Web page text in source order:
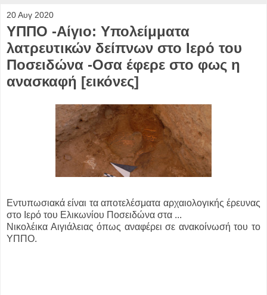
20 Αυγ 2020
ΥΠΠΟ -Αίγιο: Υπολείμματα
λατρευτικών δείπνων στο Ιερό του
Ποσειδώνα -Οσα έφερε στο φως η
ανασκαφή [εικόνες]
Εντυπωσιακά είναι τα αποτελέσματα αρχαιολογικής έρευνας
στο Ιερό του Ελικωνίου Ποσειδώνα στα ...
Νικολέικα Αιγιάλειας όπως αναφέρει σε ανακοίνωσή του το
ΥΠΠΟ.